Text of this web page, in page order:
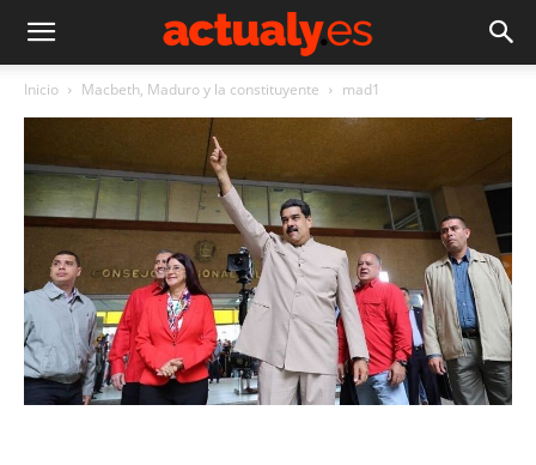
Inicio Macbeth, Maduro y la constituyente mad1